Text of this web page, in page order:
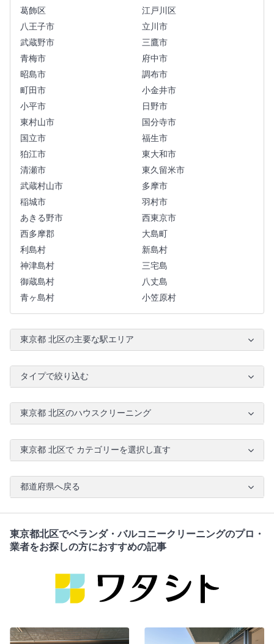
葛飾区
江戸川区
八王子市
立川市
武蔵野市
三鷹市
青梅市
府中市
昭島市
調布市
町田市
小金井市
小平市
日野市
東村山市
国分寺市
国立市
福生市
狛江市
東大和市
清瀬市
東久留米市
武蔵村山市
多摩市
稲城市
羽村市
あきる野市
西東京市
西多摩郡
大島町
利島村
新島村
神津島村
三宅島
御蔵島村
八丈島
青ヶ島村
小笠原村
東京都 北区の主要な駅エリア
タイプで絞り込む
東京都 北区のハウスクリーニング
東京都 北区で カテゴリーを選択し直す
都道府県へ戻る
東京都北区でベランダ・バルコニークリーニングのプロ・
業者をお探しの方におすすめの記事